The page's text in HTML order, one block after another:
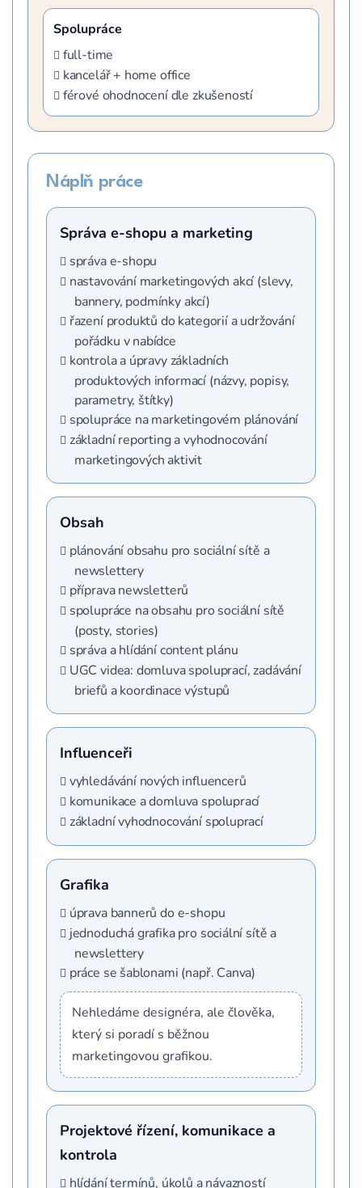
Spolupráce
full-time
kancelář + home office
férové ohodnocení dle zkušeností
Náplň práce
Správa e-shopu a marketing
správa e-shopu
nastavování marketingových akcí (slevy,
bannery, podmínky akcí)
řazení produktů do kategorií a udržování
pořádku v nabídce
kontrola a úpravy základních
produktových informací (názvy, popisy,
parametry, štítky)
spolupráce na marketingovém plánování
základní reporting a vyhodnocování
marketingových aktivit
Obsah
plánování obsahu pro sociální sítě a
newslettery
příprava newsletterů
spolupráce na obsahu pro sociální sítě
(posty, stories)
správa a hlídání content plánu
UGC videa: domluva spoluprací, zadávání
briefů a koordinace výstupů
Influenceři
vyhledávání nových influencerů
komunikace a domluva spoluprací
základní vyhodnocování spoluprací
Grafika
úprava bannerů do e-shopu
jednoduchá grafika pro sociální sítě a
newslettery
práce se šablonami (např. Canva)
Nehledáme designéra, ale člověka,
který si poradí s běžnou
marketingovou grafikou.
Projektové řízení, komunikace a
kontrola
hlídání termínů, úkolů a návazností